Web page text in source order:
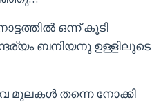
ഒന്ന് കൂടി
ബനിയനു ഉള്ളിലൂടെ
തന്നെ നോക്കി